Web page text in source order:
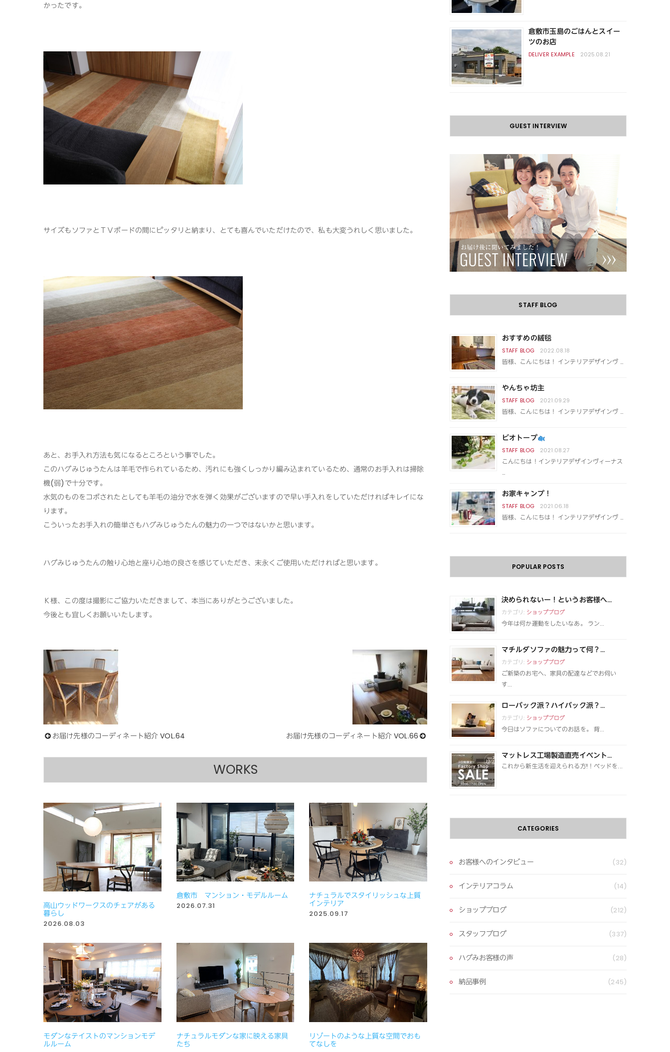
かったです。
サイズもソファとＴＶボードの間にピッタリと納まり、とても喜んでいただけたので、私も大変うれしく思いました。
あと、お手入れ方法も気になるところという事でした。
このハグみじゅうたんは羊毛で作られているため、汚れにも強くしっかり編み込まれているため、通常のお手入れは掃除
機(弱)で十分です。
水気のものをコボされたとしても羊毛の油分で水を弾く効果がございますので早い手入れをしていただければキレイにな
ります。
こういったお手入れの簡単さもハグみじゅうたんの魅力の一つではないかと思います。
ハグみじゅうたんの触り心地と座り心地の良さを感じていただき、末永くご使用いただければと思います。
Ｋ様、この度は撮影にご協力いただきまして、本当にありがとうございました。
今後とも宜しくお願いいたします。
お届け先様のコーディネート紹介 VOL.64 お届け先様のコーディネート紹介 VOL.66
WORKS
高山ウッドワークスのチェアがある
暮らし
2026.08.03
倉敷市 マンション・モデルルーム
2026.07.31
ナチュラルでスタイリッシュな上質
インテリア
2025.09.17
モダンなテイストのマンションモデ
ルルーム
ナチュラルモダンな家に映える家具
たち
リゾートのような上質な空間でおも
てなしを
倉敷市玉島のごはんとスイー
ツのお店
2025.08.21
GUEST INTERVIEW
STAFF BLOG
おすすめの絨毯
2022.08.18
皆様、こんにちは！ インテリアデザインヴ …
やんちゃ坊主
2021.09.29
皆様、こんにちは！ インテリアデザインヴ …
ビオトープ
2021.08.27
こんにちは！インテリアデザインヴィーナス
…
お家キャンプ！
2021.06.18
皆様、こんにちは！ インテリアデザインヴ …
POPULAR POSTS
決められないー！というお客様へ...
カテゴリ: ショップブログ
今年は何か運動をしたいなあ。 ラン...
マチルダソファの魅力って何？...
カテゴリ: ショップブログ
ご新築のお宅へ、家具の配達などでお伺い
す...
ローバック派？ハイバック派？...
カテゴリ: ショップブログ
今日はソファについてのお話を。 背...
マットレス工場製造直売イベント...
これから新生活を迎えられる方!！ベッドを...
CATEGORIES
お客様へのインタビュー (32)
インテリアコラム (14)
ショップブログ (212)
スタッフブログ (337)
ハグみお客様の声 (28)
納品事例 (245)